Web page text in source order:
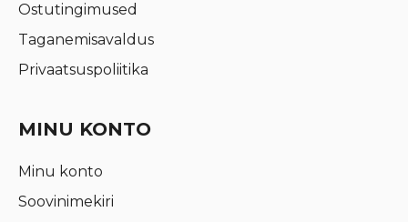
Ostutingimused
Taganemisavaldus
Privaatsuspoliitika
MINU KONTO
Minu konto
Soovinimekiri